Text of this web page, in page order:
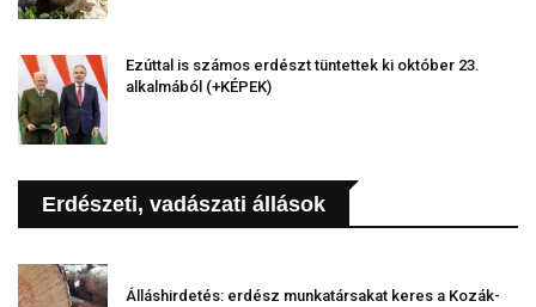
Ezúttal is számos erdészt tüntettek ki október 23.
alkalmából (+KÉPEK)
Erdészeti, vadászati állások
Álláshirdetés: erdész munkatársakat keres a Kozák-